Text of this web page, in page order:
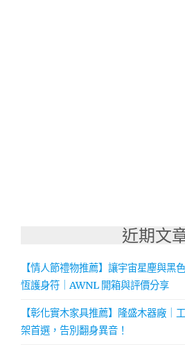
近期文
【情人節禮物推薦】讓宇宙星塵與黑
恆護身符｜AWNL 開箱與評價分享
【彰化實木家具推薦】隆盛木器廠｜
架首選，告別翻身異音！